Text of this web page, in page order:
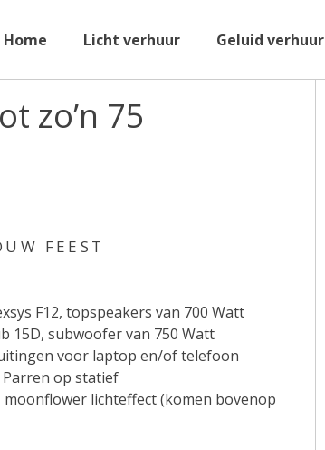
Home Licht verhuur Geluid verhuur
zo’n 75
FEEST
F12, topspeakers van 700 Watt
15D, subwoofer van 750 Watt
voor laptop en/of telefoon
Parren op statief
moonflower lichteffect (komen bovenop